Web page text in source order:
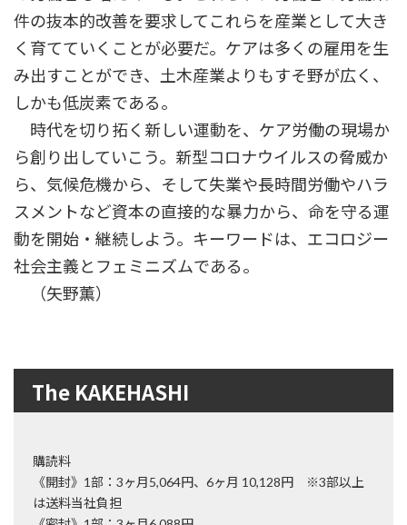
件の抜本的改善を要求してこれらを産業として大き
く育てていくことが必要だ。ケアは多くの雇用を生
み出すことができ、土木産業よりもすそ野が広く、
しかも低炭素である。
時代を切り拓く新しい運動を、ケア労働の現場か
ら創り出していこう。新型コロナウイルスの脅威か
ら、気候危機から、そして失業や長時間労働やハラ
スメントなど資本の直接的な暴力から、命を守る運
動を開始・継続しよう。キーワードは、エコロジー
社会主義とフェミニズムである。
（矢野薫）
The KAKEHASHI
購読料
《開封》1部：3ヶ月5,064円、6ヶ月 10,128円 ※3部以上
は送料当社負担